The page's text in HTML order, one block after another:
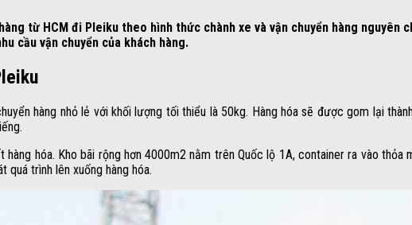
từ HCM đi Pleiku theo hình thức chành xe và vận chuyển hàng
cầu vận chuyển của khách hàng.
hàng nhỏ lẻ với khối lượng tối thiểu là 50kg. Hàng hóa sẽ được gom lại
hàng hóa. Kho bãi rộng hơn 4000m2 nằm trên Quốc lộ 1A, container ra vào
trình lên xuống hàng hóa.